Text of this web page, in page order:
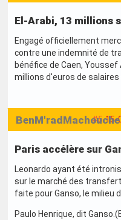
El-Arabi, 13 millions
Engagé officiellement
contre une indemnité de
bénéfice de Caen,
millions d'euros de
#5 15-
BenM'radMachouche
Paris accélère sur
Leonardo ayant été
sur le marché des
faite pour Ganso, le milieu
Paulo Henrique, dit